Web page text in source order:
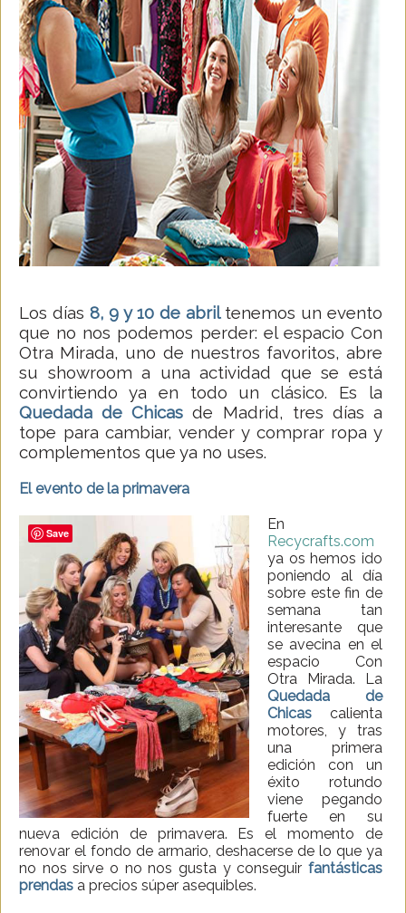
Los días 8, 9 y 10 de abriltenemos un evento
que no nos podemos perder: el espacio Con
Otra Mirada, uno de nuestros favoritos, abre
su showroom a una actividad que se está
convirtiendo ya en todo un clásico. Es la
Quedada de Chicas de Madrid, tres días a
tope para cambiar, vender y comprar ropa y
complementos que ya no uses.
El evento de la primavera
En
Recycrafts.com
ya os hemos ido
poniendo al día
sobre este fin de
semana tan
interesante que
se avecina en el
espacio Con
Otra Mirada. La
Quedada de
Chicas calienta
motores, y tras
una primera
edición con un
éxito rotundo
viene pegando
fuerte en su
nueva edición de primavera. Es el momento de
renovar el fondo de armario, deshacerse de lo que ya
no nos sirve o no nos gusta y conseguir fantásticas
prendas a precios súper asequibles.
Save